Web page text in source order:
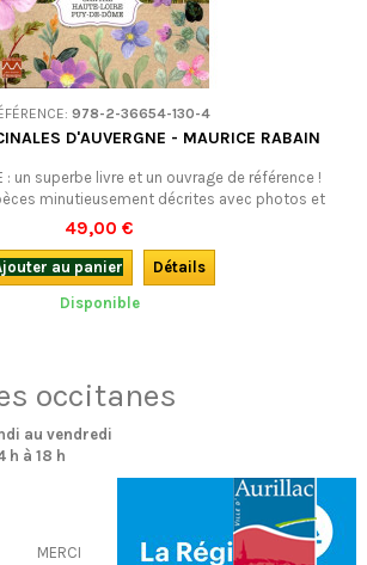
978-2-36654-130-4
D'AUVERGNE - MAURICE RABAIN
: un superbe livre et un ouvrage de référence !
minutieusement décrites avec photos et
le plus complet jamais paru sur les plantes
du Cantal, de la Haute-Loire et du Puy-de-
Dôme.En français.
49,00 €
au panier
Détails
Disponible
occitanes
au vendredi
h à 18 h
MERCI